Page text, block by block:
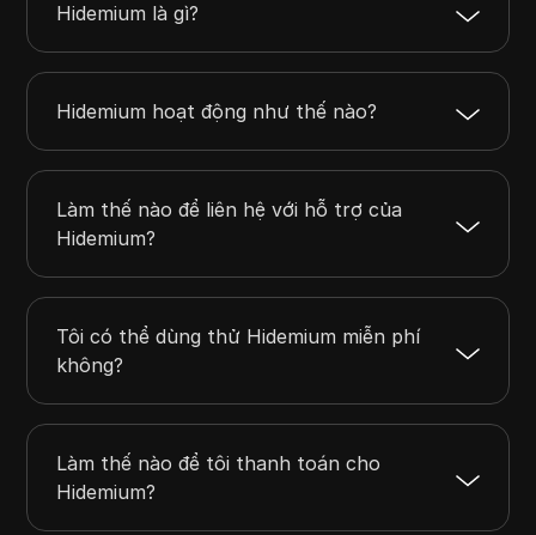
Hidemium là gì?
Hidemium hoạt động như thế nào?
Làm thế nào để liên hệ với hỗ trợ của
Hidemium?
Tôi có thể dùng thử Hidemium miễn phí
không?
Làm thế nào để tôi thanh toán cho
Hidemium?